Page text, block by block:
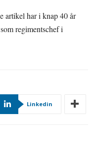
artikel har i knap 40 år
regimentschef i
Linkedin